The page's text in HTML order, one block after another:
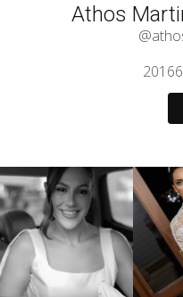
Athos
20166